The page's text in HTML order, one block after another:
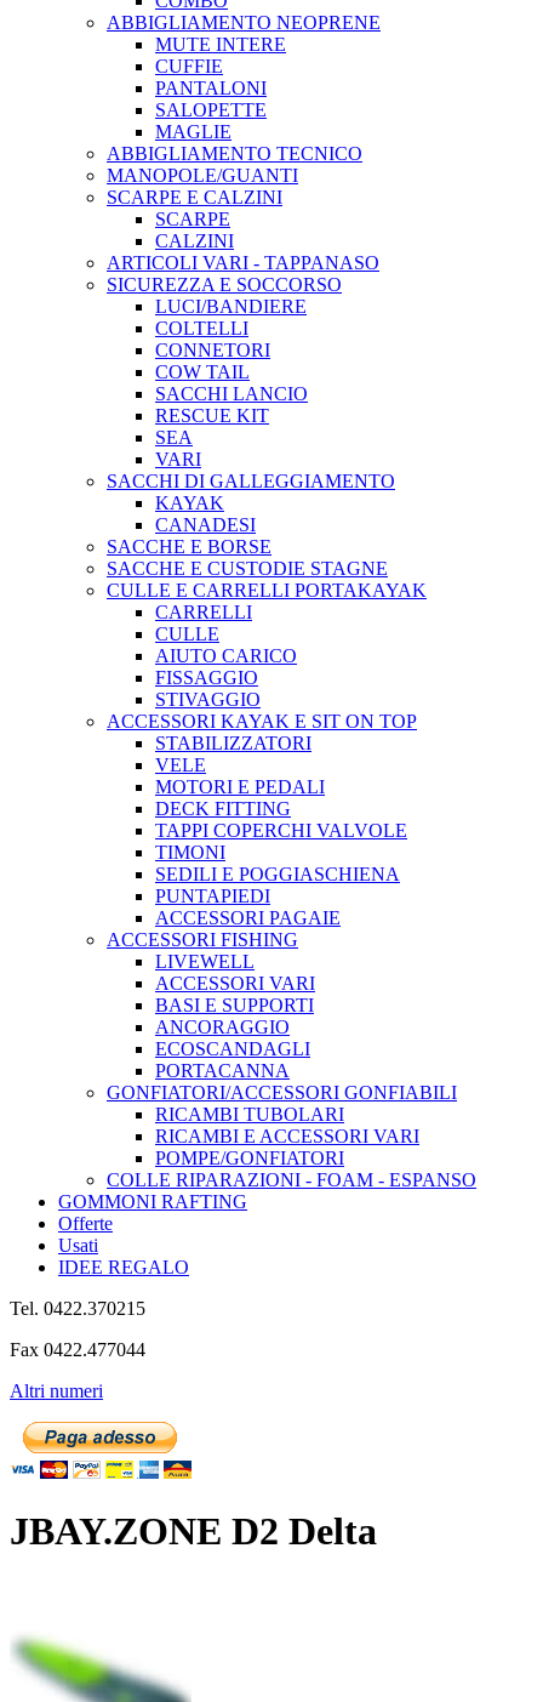
ABBIGLIAMENTO NEOPRENE
MUTE INTERE
CUFFIE
PANTALONI
SALOPETTE
MAGLIE
ABBIGLIAMENTO TECNICO
MANOPOLE/GUANTI
SCARPE E CALZINI
SCARPE
CALZINI
ARTICOLI VARI - TAPPANASO
SICUREZZA E SOCCORSO
LUCI/BANDIERE
COLTELLI
CONNETORI
COW TAIL
SACCHI LANCIO
RESCUE KIT
SEA
VARI
SACCHI DI GALLEGGIAMENTO
KAYAK
CANADESI
SACCHE E BORSE
SACCHE E CUSTODIE STAGNE
CULLE E CARRELLI PORTAKAYAK
CARRELLI
CULLE
AIUTO CARICO
FISSAGGIO
STIVAGGIO
ACCESSORI KAYAK E SIT ON TOP
STABILIZZATORI
VELE
MOTORI E PEDALI
DECK FITTING
TAPPI COPERCHI VALVOLE
TIMONI
SEDILI E POGGIASCHIENA
PUNTAPIEDI
ACCESSORI PAGAIE
ACCESSORI FISHING
LIVEWELL
ACCESSORI VARI
BASI E SUPPORTI
ANCORAGGIO
ECOSCANDAGLI
PORTACANNA
GONFIATORI/ACCESSORI GONFIABILI
RICAMBI TUBOLARI
RICAMBI E ACCESSORI VARI
POMPE/GONFIATORI
COLLE RIPARAZIONI - FOAM - ESPANSO
GOMMONI RAFTING
Offerte
Usati
IDEE REGALO
Tel. 0422.370215
Fax 0422.477044
Altri numeri
JBAY.ZONE D2 Delta